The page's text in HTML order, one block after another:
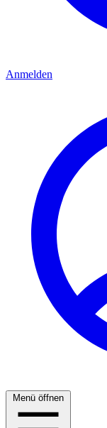
Anmelden
Menü öffnen